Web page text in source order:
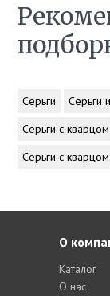
Серьги Серьги
Серьги с кварцом
Серьги с
О
Каталог
О нас